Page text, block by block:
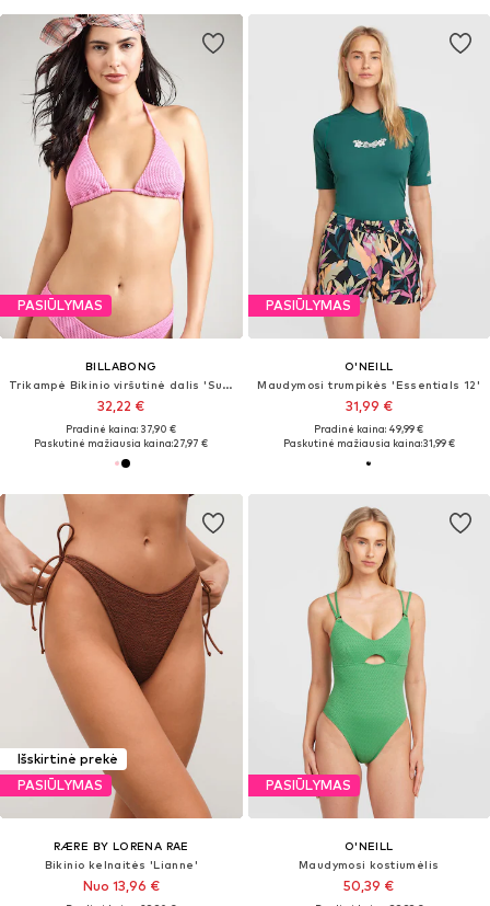
PASIŪLYMAS
BILLABONG
Trikampė Bikinio viršutinė dalis 'Summer High'
32,22 €
Pradinė kaina: 37,90 €
Paskutinė mažiausia kaina:27,97 €
PASIŪLYMAS
O'NEILL
Maudymosi trumpikės 'Essentials 12'
31,99 €
Pradinė kaina: 49,99 €
Paskutinė mažiausia kaina:31,99 €
Išskirtinė prekė
PASIŪLYMAS
RÆRE BY LORENA RAE
Bikinio kelnaitės 'Lianne'
Nuo 13,96 €
PASIŪLYMAS
O'NEILL
Maudymosi kostiumėlis
50,39 €